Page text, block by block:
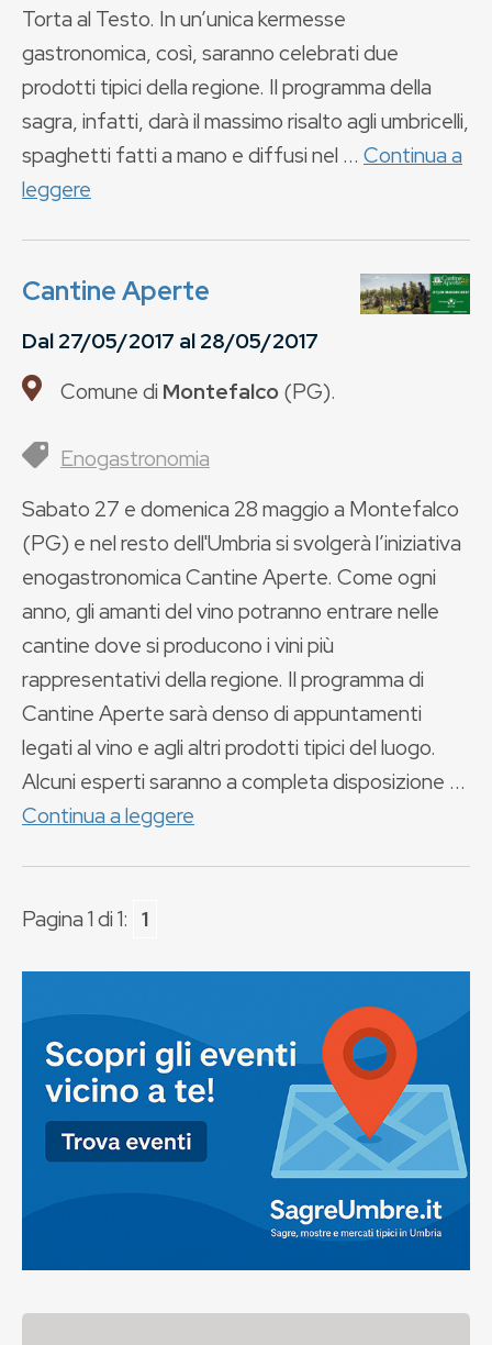
Torta al Testo. In un’unica kermesse
gastronomica, così, saranno celebrati due
prodotti tipici della regione. Il programma della
sagra, infatti, darà il massimo risalto agli umbricelli,
spaghetti fatti a mano e diffusi nel ... Continua a
leggere
Cantine Aperte
Dal27/05/2017 al28/05/2017
Comune di Montefalco(PG).
Enogastronomia
Sabato 27 e domenica 28 maggio a Montefalco
(PG) e nel resto dell'Umbria si svolgerà l’iniziativa
enogastronomica Cantine Aperte. Come ogni
anno, gli amanti del vino potranno entrare nelle
cantine dove si producono i vini più
rappresentativi della regione. Il programma di
Cantine Aperte sarà denso di appuntamenti
legati al vino e agli altri prodotti tipici del luogo.
Alcuni esperti saranno a completa disposizione ...
Continua a leggere
Pagina 1 di 1: 1